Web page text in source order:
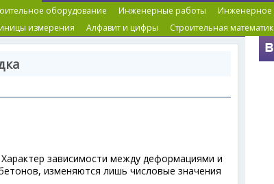
оборудование Инженерные работы Инженерное
измерения Алфавит и цифры Строительная
зависимости между деформациями и
изменяются лишь числовые значения